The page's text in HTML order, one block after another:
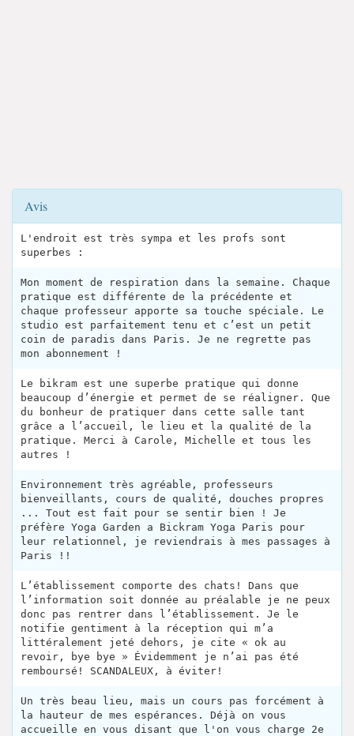
Avis
L'endroit est très sympa et les profs sont
superbes :
Mon moment de respiration dans la semaine. Chaque
pratique est différente de la précédente et
chaque professeur apporte sa touche spéciale. Le
studio est parfaitement tenu et c’est un petit
coin de paradis dans Paris. Je ne regrette pas
mon abonnement !
Le bikram est une superbe pratique qui donne
beaucoup d’énergie et permet de se réaligner. Que
du bonheur de pratiquer dans cette salle tant
grâce a l’accueil, le lieu et la qualité de la
pratique. Merci à Carole, Michelle et tous les
autres !
Environnement très agréable, professeurs
bienveillants, cours de qualité, douches propres
... Tout est fait pour se sentir bien ! Je
préfère Yoga Garden a Bickram Yoga Paris pour
leur relationnel, je reviendrais à mes passages à
Paris !!
L’établissement comporte des chats! Dans que
l’information soit donnée au préalable je ne peux
donc pas rentrer dans l’établissement. Je le
notifie gentiment à la réception qui m’a
littéralement jeté dehors, je cite « ok au
revoir, bye bye » Évidemment je n’ai pas été
remboursé! SCANDALEUX, à éviter!
Un très beau lieu, mais un cours pas forcément à
la hauteur de mes espérances. Déjà on vous
accueille en vous disant que l'on vous charge 2e